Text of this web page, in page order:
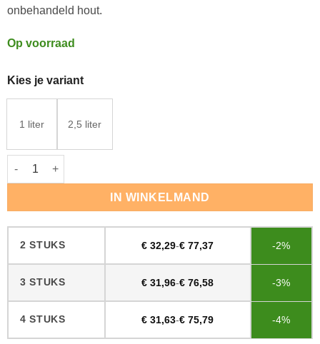
onbehandeld hout.
Op voorraad
Kies je variant
1 liter 2,5 liter
Woca Master colour oil Naturel aantal
IN WINKELMAND
2 STUKS € 32,29-€ 77,37 -2%
3 STUKS € 31,96-€ 76,58 -3%
4 STUKS € 31,63-€ 75,79 -4%